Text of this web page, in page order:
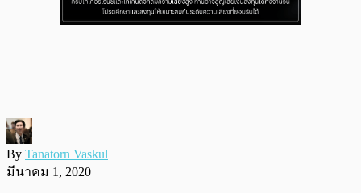
By Tanatorn Vaskul
มีนาคม 1, 2020